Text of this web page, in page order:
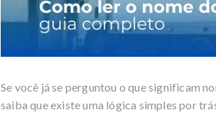
Se você já se perguntou o que significam
saiba que existe uma lógica simples por